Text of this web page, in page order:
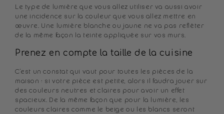
Le type de lumière que vous allez utiliser va aussi avoir
une incidence sur la couleur que vous allez mettre en
œuvre. Une lumière blanche ou jaune ne va pas refléter
de la même façon la teinte appliquée sur vos murs.
Prenez en compte la taille de la cuisine
C'est un constat qui vaut pour toutes les pièces de la
maison : si votre pièce est petite, alors il faudra jouer sur
des couleurs neutres et claires pour avoir un effet
spacieux. De la même façon que pour la lumière, les
couleurs claires comme le beige ou les blancs seront